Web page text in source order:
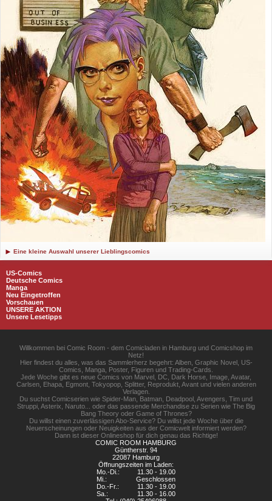
Eine kleine Auswahl unserer Lieblingscomics
US-Comics
Deutsche Comics
Manga
Neu Eingetroffen
Vorschauen
UNSERE AKTION
Unsere Lesetipps
Willkommen bei Comic Room - dem Comicladen in Hamburg und Comicshop im
Netz!
Hier findest du alles, was das Sammlerherz begehrt: Alben, Graphic Novel, US-
Comics, Manga, Poster, Figuren und Trading-Cards.
Jede Woche gibt es neue Comics von Marvel, DC, Dark Horse, Image, Avatar,
Carlsen, Ehapa, Egmont, Tokyopop, Splitter, Reprodukt, Avant und vielen anderen
Verlagen.
Du suchst Comicserien wie Spider-Man, Batman, Deadpool, Avengers, Tim und
Struppi, Asterix, Naruto... oder das passende Merchandise zu Serien wie The Big
Bang Theory oder Game of Thrones?
Du willst einen zuverlässigen Abo-Service? Du willst jede Woche über die
Neuerscheinungen oder Neuigkeiten aus der Comicwelt informiert werden?
Dann ist dieser Onlineshop für dich genau das Richtige!
COMIC ROOM HAMBURG
Güntherstr. 94
22087 Hamburg
Öffnungszeiten im Laden:
Mo.-Di.:
11.30 - 19.00
Mi.:
Geschlossen
Do.-Fr.:
11.30 - 19.00
Sa.:
11.30 - 16.00